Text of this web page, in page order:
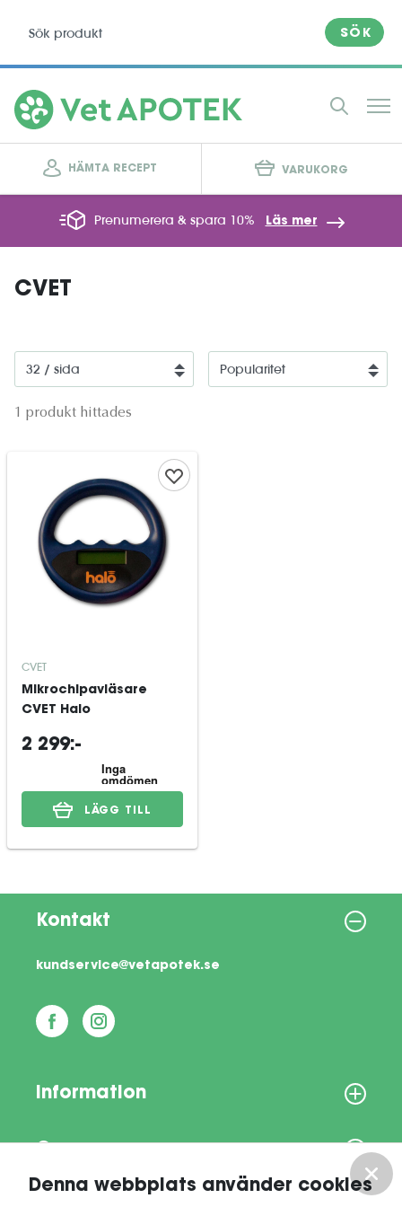
Denna webbplats använder cookies
SÖK
HÄMTA RECEPT VARUKORG
Prenumerera & spara 10% Läs mer
CVET
1 produkt hittades
CVET
Mikrochipavläsare
CVET Halo
2 299:-
LÄGG TILL
Kontakt
kundservice@vetapotek.se
Information